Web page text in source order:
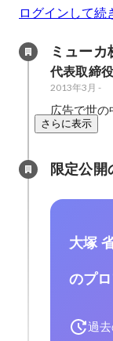
ログインして続
ミュー
代表取締役
2013年3月 -
広告で世の
さらに表示
限定公開
大塚
のプ
過